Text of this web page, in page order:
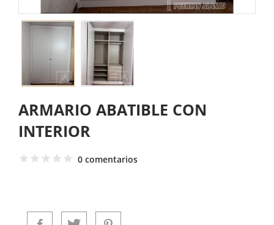
ARMARIO ABATIBLE CON
INTERIOR
0 comentarios